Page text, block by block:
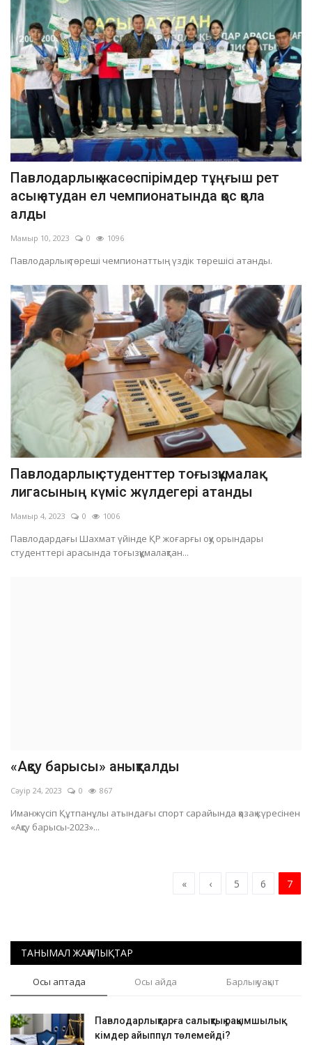
Павлодарлық жасөспірімдер тұңғыш рет
асық атудан ел чемпионатында қос қола
алды
Мамыр 10, 2023 0 1096
Павлодарлық төреші чемпионаттың үздік төрешісі атанды.
Павлодарлық студенттер тоғызқұмалақ
лигасының күміс жүлдегері атанды
Мамыр 4, 2023 0 1006
Павлодардағы Шахмат үйінде ҚР жоғарғы оқу орындары
студенттері арасында тоғызқұмалақтан...
«Ақсу барысы» анықталды
Сәуір 24, 2023 0 867
Иманжүсіп Құтпанұлы атындағы спорт сарайында қазақ күресінен
«Ақсу барысы-2023»...
« ‹ 5 6 7
ТАНЫМАЛ ЖАҢАЛЫҚТАР
Осы аптада Осы айда Барлық уақыт
Павлодарлықтарға салықтық рақымшылық:
кімдер айыппұл төлемейді?